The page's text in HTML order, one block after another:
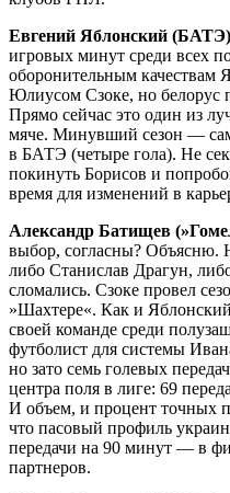
Евгений Яблонский (БАТЭ)
игровых минут среди всех
оборонительным качествам
Юлиусом Сзоке, но белорус
Прямо сейчас это один из
мяче. Минувший сезон —
в БАТЭ (четыре гола). Не
покинуть Борисов и
время для изменений в
Александр Батищев
выбор, согласны? Объясню.
либо Станислав Драгун,
сломались. Сзоке провел
»Шахтере«. Как и
своей команде среди
футболист для системы
но зато семь голевых
центра поля в лиге: 69
И объем, и процент точных
что пасовый профиль
передачи на 90 минут — в
партнеров.